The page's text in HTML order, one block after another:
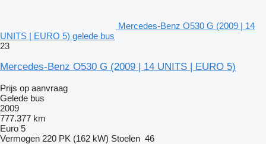
Mercedes-Benz O530 G (2009 | 14
UNITS | EURO 5) gelede bus
23
Mercedes-Benz O530 G (2009 | 14 UNITS | EURO 5)
Prijs op aanvraag
Gelede bus
2009
777.377 km
Euro 5
Vermogen 220 PK (162 kW) Stoelen 46